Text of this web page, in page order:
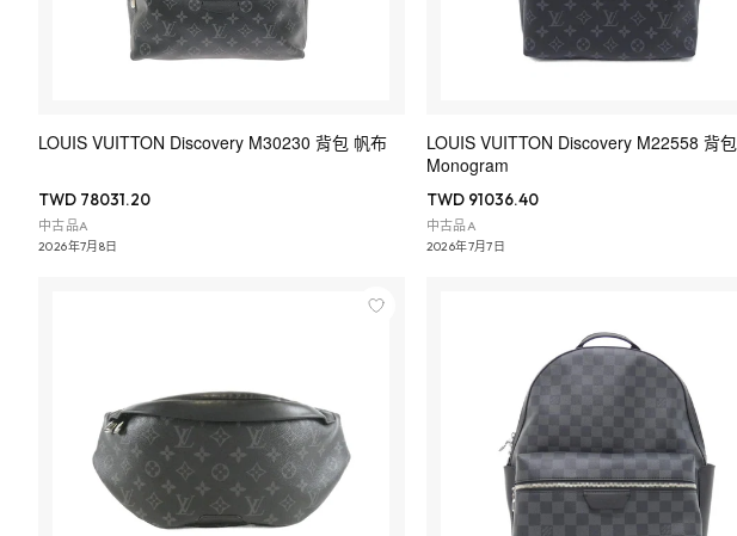
LOUIS VUITTON Discovery M30230 背包 帆布
TWD 78031.20
中古品A
2026年7月8日
LOUIS VUITTON Discovery M22558 背包
Monogram
TWD 91036.40
中古品A
2026年7月7日